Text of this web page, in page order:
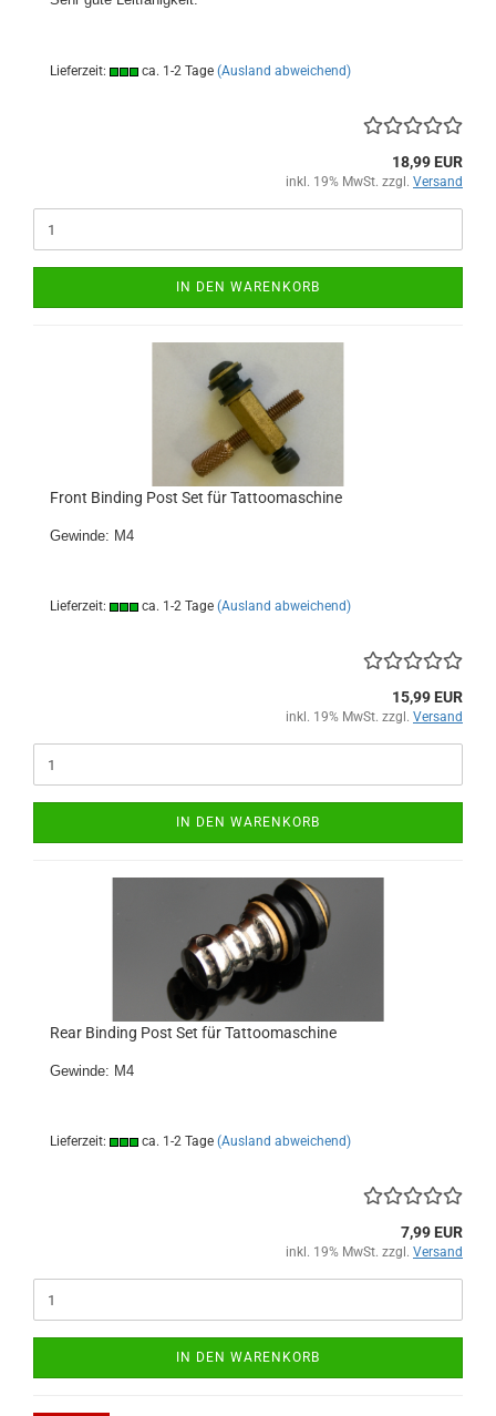
Lieferzeit: ca. 1-2 Tage (Ausland abweichend)
18,99 EUR
inkl. 19% MwSt. zzgl. Versand
IN DEN WARENKORB
Front Binding Post Set für Tattoomaschine
Gewinde: M4
Lieferzeit: ca. 1-2 Tage (Ausland abweichend)
15,99 EUR
inkl. 19% MwSt. zzgl. Versand
IN DEN WARENKORB
Rear Binding Post Set für Tattoomaschine
Gewinde: M4
Lieferzeit: ca. 1-2 Tage (Ausland abweichend)
7,99 EUR
inkl. 19% MwSt. zzgl. Versand
IN DEN WARENKORB